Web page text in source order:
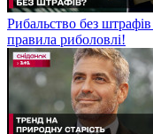
Рибальство без
правила риболовлі!